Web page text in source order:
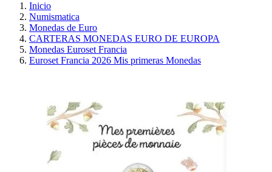
Inicio
Numismatica
Monedas de Euro
CARTERAS MONEDAS EURO DE EUROPA
Monedas Euroset Francia
Euroset Francia 2026 Mis primeras Monedas